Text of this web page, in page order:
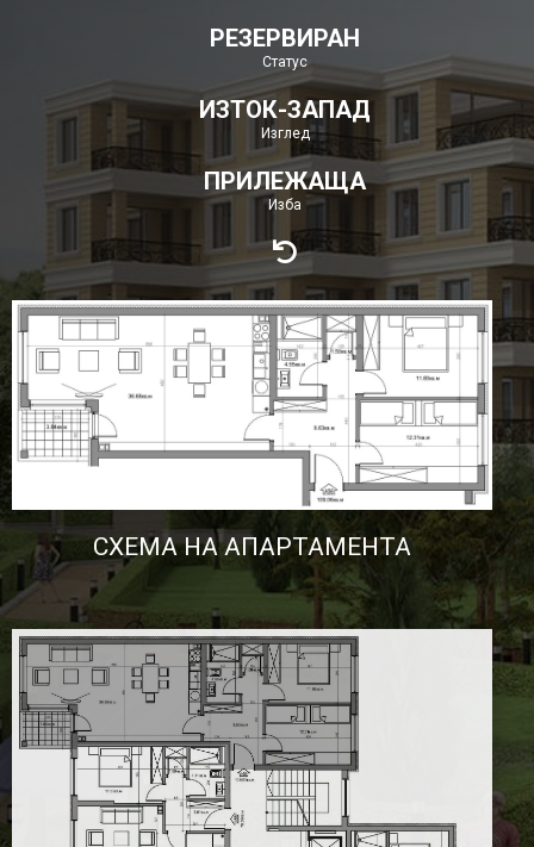
РЕЗЕРВИРАН
Статус
ИЗТОК-ЗАПАД
Изглед
ПРИЛЕЖАЩА
Изба